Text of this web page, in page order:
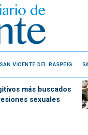
SAN VICENTE DEL RASPEIG
más buscados
sexuales